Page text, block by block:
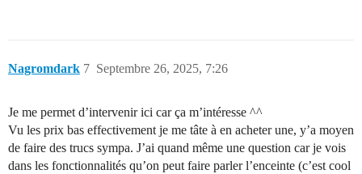
Nagromdark Septembre 26, 2025, 7:26
7
Je me permet d’intervenir ici car ça m’intéresse ^^
Vu les prix bas effectivement je me tâte à en acheter une, y’a moyen
de faire des trucs sympa. J’ai quand même une question car je vois
dans les fonctionnalités qu’on peut faire parler l’enceinte (c’est cool